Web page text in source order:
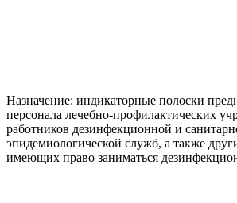
Назначение: индикаторные полоски
персонала лечебно-профилактических
работников дезинфекционной и
эпидемиологической служб, а также
имеющих право заниматься